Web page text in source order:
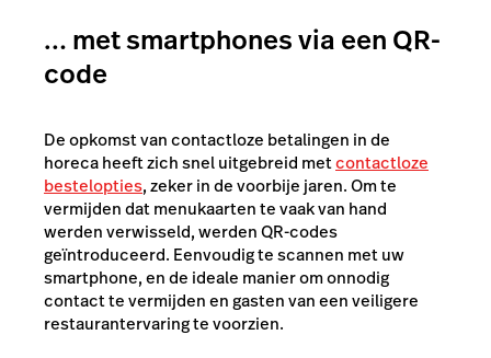
… met smartphones via een QR-
code
De opkomst van contactloze betalingen in de
horeca heeft zich snel uitgebreid metcontactloze
bestelopties, zeker in de voorbije jaren. Om te
vermijden dat menukaarten te vaak van hand
werden verwisseld, werden QR-codes
geïntroduceerd. Eenvoudig te scannen met uw
smartphone, en de ideale manier om onnodig
contact te vermijden en gasten van een veiligere
restaurantervaring te voorzien.